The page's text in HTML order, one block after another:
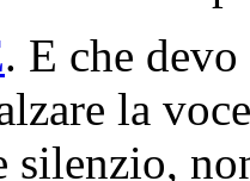
. E che
la